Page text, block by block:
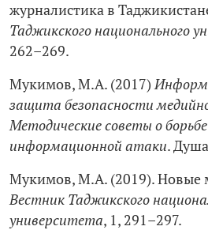
журналистика в
Таджикского национального
262–269.
Мукимов, М.А. (2017)
защита безопасности
Методические советы о
информационной атаки.
Мукимов, М.А. (2019). Новые
Вестник Таджикского
университета, 1, 291–297.